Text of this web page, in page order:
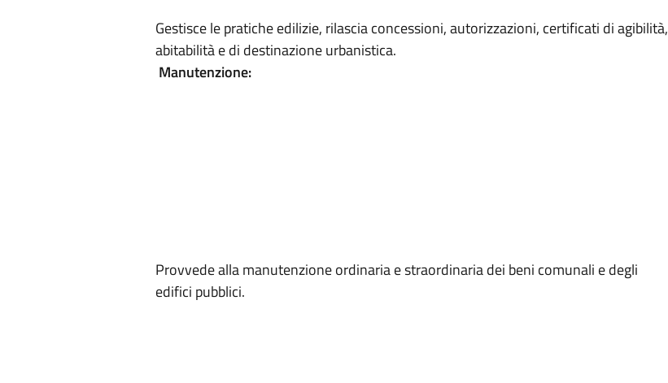
Gestisce le pratiche edilizie, rilascia concessioni, autorizzazioni, certificati di agibilità,
abitabilità e di destinazione urbanistica.
Manutenzione:
Provvede alla manutenzione ordinaria e straordinaria dei beni comunali e degli
edifici pubblici.